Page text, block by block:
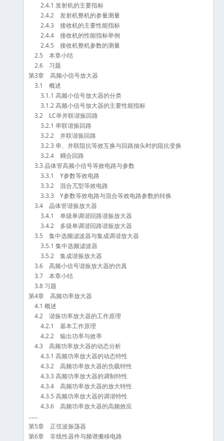
2.4.1 发射机的主要指标
2.4.2 发射机整机的参量测量
2.4.3 接收机的主要性能指标
2.4.4 接收机的性能指标举例
2.4.5 接收机整机参数的测量
2.5 本章小结
2.6 习题
第3章 高频小信号放大器
3.1 概述
3.1.1 高频小信号放大器的分类
3.1.2 高频小信号放大器的主要性能指标
3.2 LC串并联谐振回路
3.2.1 串联谐振回路
3.2.2 并联谐振回路
3.2.3 串、并联阻抗等效互换与回路抽头时的阻抗变换
3.2.4 耦合回路
3.3 晶体管高频小信号等效电路与参数
3.3.1 Y参数等效电路
3.3.2 混合兀型等效电路
3.3.3 Y参数等效电路与混合等效电路参数的转换
3.4 晶体管谐振放大器
3.4.1 单级单调谐回路谐振放大器
3.4.2 多级单调谐回路谐振放大器
3.5 集中选频滤波器与集成调谐放大器
3.5.1 集中选频滤波器
3.5.2 集成谐振放大器
3.6 高频小信号谐振放大器的仿真
3.7 本章小结
3.8 习题
第4章 高频功率放大器
4.1 概述
4.2 谐振功率放大器的工作原理
4.2.1 基本工作原理
4.2.2 输出功率与效率
4.3 高频功率放大器的动态分析
4.3.1 高频功率放大器的动态特性
4.3.2 高频功率放大器的负载特性
4.3.3 高频功率放大器的调制特性
4.3.4 高频功率放大器的放大特性
4.3.5 高频功率放大器的调谐特性
4.3.6 高频功率放大器的高频效应
……
第5章 正弦波振荡器
第6章 非线性器件与频谱搬移电路